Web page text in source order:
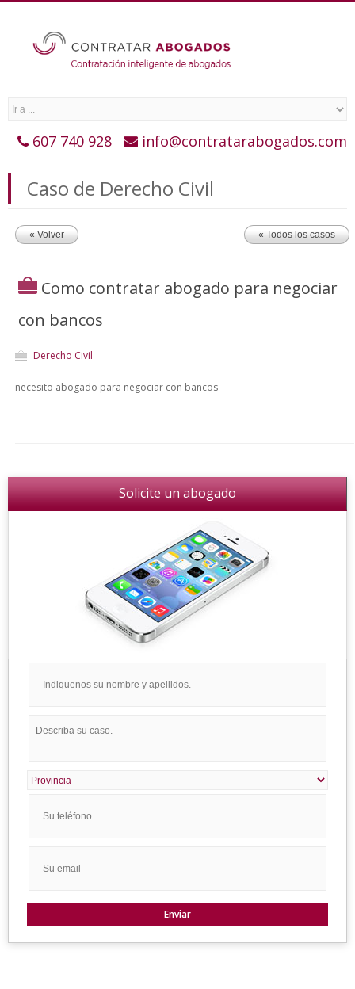
607 740 928 info@contratarabogados.com
Caso de Derecho Civil
« Volver « Todos los casos
Como contratar abogado para negociar
con bancos
Derecho Civil
necesito abogado para negociar con bancos
Solicite un abogado